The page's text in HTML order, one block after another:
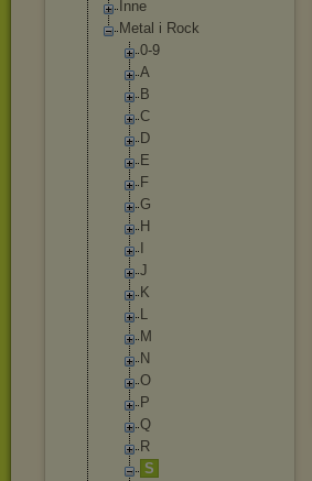
Inne
Metal i Rock
0-9
A
B
C
D
E
F
G
H
J
K
L
M
N
O
P
Q
R
S